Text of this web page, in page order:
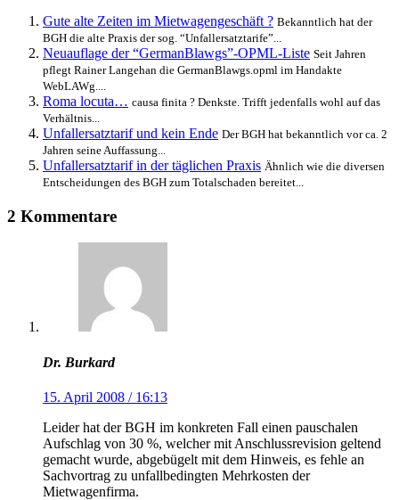
Gute alte Zeiten im Mietwagengeschäft ? Bekanntlich hat der
BGH die alte Praxis der sog. “Unfallersatztarife”...
Neuauflage der “GermanBlawgs”-OPML-Liste Seit Jahren
pflegt Rainer Langehan die GermanBlawgs.opml im Handakte
WebLAWg....
Roma locuta… causa finita ? Denkste. Trifft jedenfalls wohl auf das
Verhältnis...
Unfallersatztarif und kein Ende Der BGH hat bekanntlich vor ca. 2
Jahren seine Auffassung...
Unfallersatztarif in der täglichen Praxis Ähnlich wie die diversen
Entscheidungen des BGH zum Totalschaden bereitet...
2 Kommentare
Dr. Burkard
15. April 2008 / 16:13
Leider hat der BGH im konkreten Fall einen pauschalen
Aufschlag von 30 %, welcher mit Anschlussrevision geltend
gemacht wurde, abgebügelt mit dem Hinweis, es fehle an
Sachvortrag zu unfallbedingten Mehrkosten der
Mietwagenfirma.